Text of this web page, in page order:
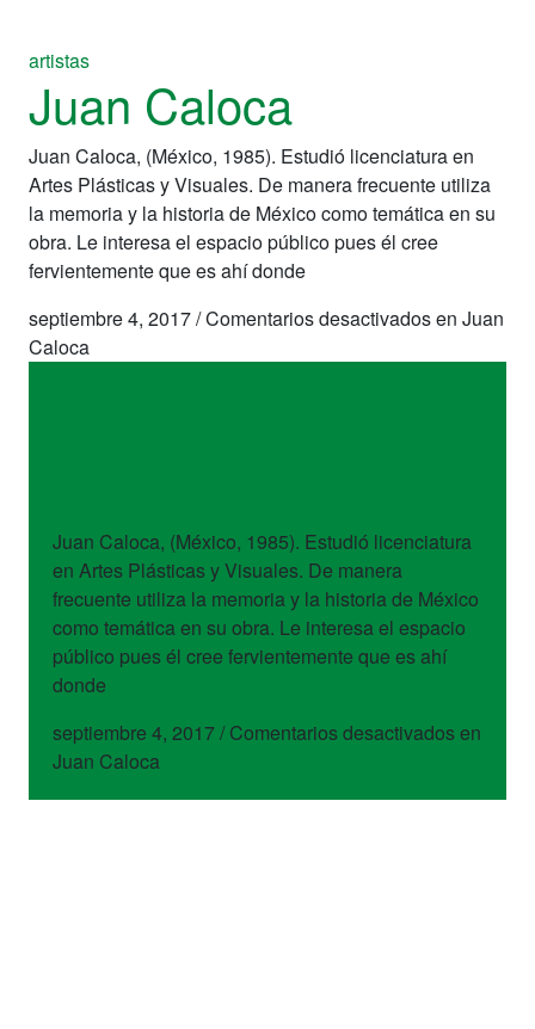
artistas
Juan Caloca
Juan Caloca, (México, 1985). Estudió licenciatura en
Artes Plásticas y Visuales. De manera frecuente utiliza
la memoria y la historia de México como temática en su
obra. Le interesa el espacio público pues él cree
fervientemente que es ahí donde
septiembre 4, 2017/Comentarios desactivadosen Juan
Caloca
Juan Caloca, (México, 1985). Estudió licenciatura
en Artes Plásticas y Visuales. De manera
frecuente utiliza la memoria y la historia de México
como temática en su obra. Le interesa el espacio
público pues él cree fervientemente que es ahí
donde
septiembre 4, 2017/ Comentarios desactivadosen
Juan Caloca